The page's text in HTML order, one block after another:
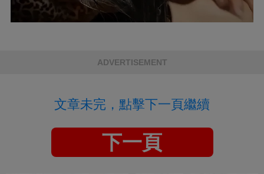
ADVERTISEMENT
文章未完，點擊下一頁繼續
下一頁